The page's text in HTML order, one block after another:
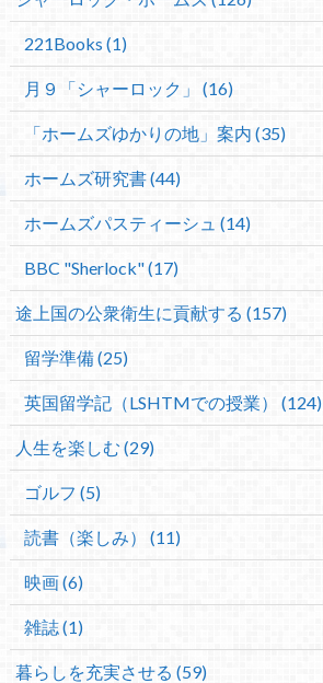
221Books (1)
月９「シャーロック」 (16)
「ホームズゆかりの地」案内 (35)
ホームズ研究書 (44)
ホームズパスティーシュ (14)
BBC "Sherlock" (17)
途上国の公衆衛生に貢献する (157)
留学準備 (25)
英国留学記（LSHTMでの授業） (124)
人生を楽しむ (29)
ゴルフ (5)
読書（楽しみ） (11)
映画 (6)
雑誌 (1)
暮らしを充実させる (59)